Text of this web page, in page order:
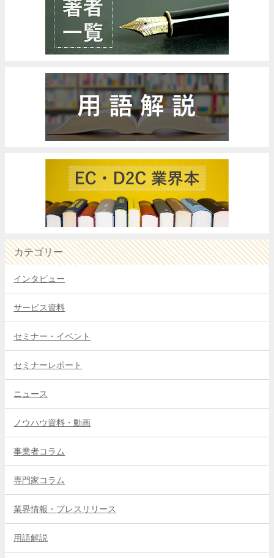
カテゴリー
インタビュー
サービス資料
セミナー・イベント
セミナーレポート
ニュース
ノウハウ資料・動画
事業者コラム
専門家コラム
業界情報・プレスリリース
用語解説